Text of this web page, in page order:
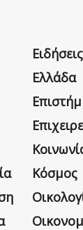
Ειδήσεις
Ελλάδα
Κόσμος